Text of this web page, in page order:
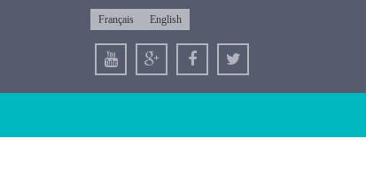
English
Français